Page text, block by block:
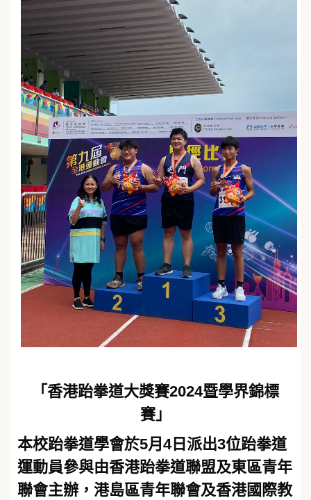
「香港跆拳道大獎賽2024暨學界錦標
賽」
本校跆拳道學會於5月4日派出3位跆拳道
運動員參與由香港跆拳道聯盟及東區青年
聯會主辦，港島區青年聯會及香港國際教